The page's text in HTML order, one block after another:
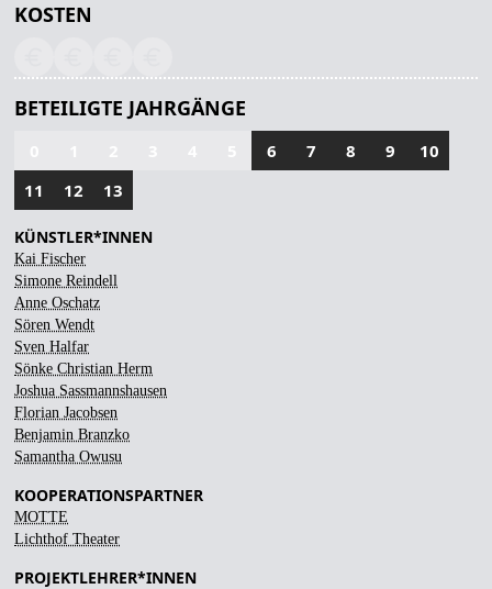
KÜNSTLER*INNEN
Kai Fischer
Simone Reindell
Anne Oschatz
Sören Wendt
Sven Halfar
Sönke Christian Herm
Joshua Sassmannshausen
Florian Jacobsen
Benjamin Branzko
Samantha Owusu
KOOPERATIONSPARTNER
MOTTE
Lichthof Theater
PROJEKTLEHRER*INNEN
KOSTEN
BETEILIGTE JAHRGÄNGE
6 7 8 9
10
11
12 13